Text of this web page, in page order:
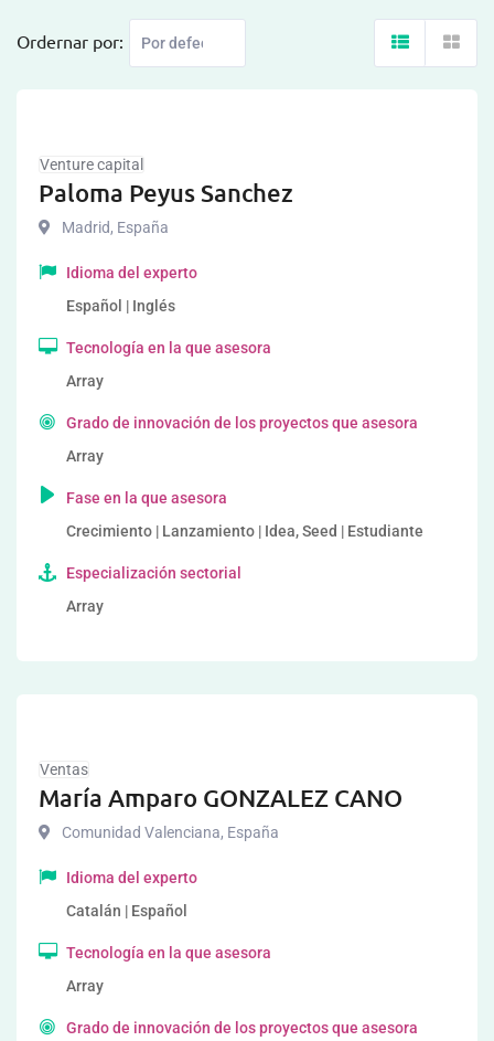
Ordernar por:
Venture capital
Paloma Peyus Sanchez
Madrid, España
Idioma del experto
Español | Inglés
Tecnología en la que asesora
Array
Grado de innovación de los proyectos que asesora
Array
Fase en la que asesora
Crecimiento | Lanzamiento | Idea, Seed | Estudiante
Especialización sectorial
Array
Ventas
María Amparo GONZALEZ CANO
Comunidad Valenciana, España
Idioma del experto
Catalán | Español
Tecnología en la que asesora
Array
Grado de innovación de los proyectos que asesora